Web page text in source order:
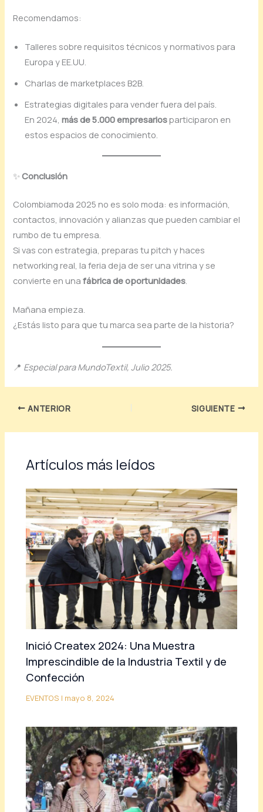
Recomendamos:
Talleres sobre requisitos técnicos y normativos para
Europa y EE.UU.
Charlas de marketplaces B2B.
Estrategias digitales para vender fuera del país.
En 2024,más de 5.000 empresariosparticiparon en
estos espacios de conocimiento.
✨Conclusión
Colombiamoda 2025 no es solo moda: es información,
contactos, innovación y alianzas que pueden cambiar el
rumbo de tu empresa.
Si vas con estrategia, preparas tu pitch y haces
networking real, la feria deja de ser una vitrina y se
convierte en unafábrica de oportunidades
Mañana empieza.
¿Estás listo para que tu marca sea parte de la historia?
📍 Especial para MundoTextil, Julio 2025.
ANTERIOR SIGUIENTE
Artículos más leídos
Inició Createx 2024: Una Muestra
Imprescindible de la Industria Textil y de
Confección
EVENTOS | mayo 8, 2024